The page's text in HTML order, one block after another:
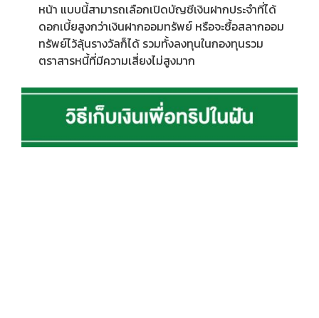
หน้า แบบนี้สามารถเลือกเปิดบัญชีเงินฝากประจำที่ได้
ดอกเบี้ยสูงกว่าเงินฝากออมทรัพย์ หรือจะซื้อสลากออม
ทรัพย์ไว้ลุ้นรางวัลก็ได้ รวมทั้งลงทุนในกองทุนรวม
ตราสารหนี้ที่มีความเสี่ยงไม่สูงมาก